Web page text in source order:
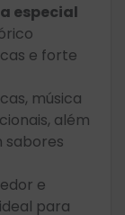
especial
e forte
música
além
sabores
e
para